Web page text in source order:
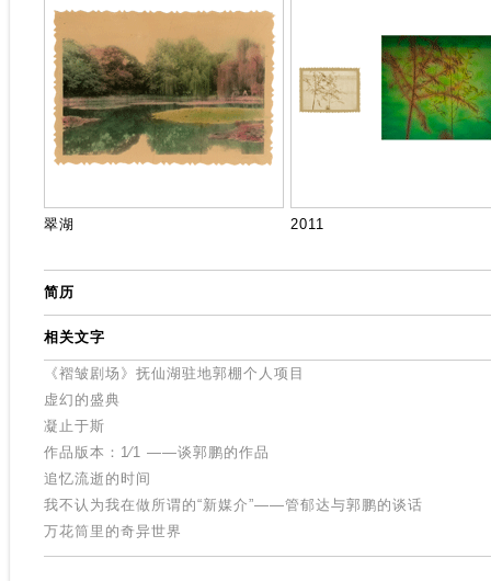
翠湖 2011
简历
相关文字
《褶皱剧场》抚仙湖驻地郭棚个人项目
虚幻的盛典
凝止于斯
作品版本：1∕1 ——谈郭鹏的作品
追忆流逝的时间
我不认为我在做所谓的“新媒介”——管郁达与郭鹏的谈话
万花筒里的奇异世界